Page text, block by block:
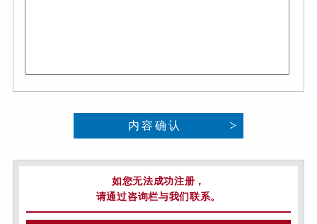
内容确认
如您无法成功注册，
请通过咨询栏与我们联系。